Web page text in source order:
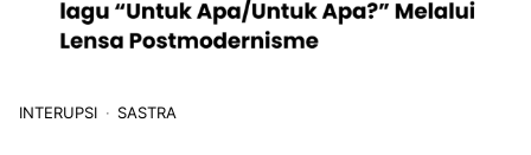
INTERUPSI SASTRA